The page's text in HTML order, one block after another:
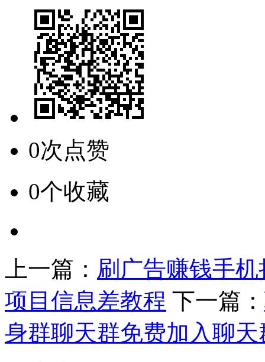
0次点赞
0个收藏
上一篇： 刷广告赚钱手
项目信息差教程 下一篇：
身群聊天群免费加入聊